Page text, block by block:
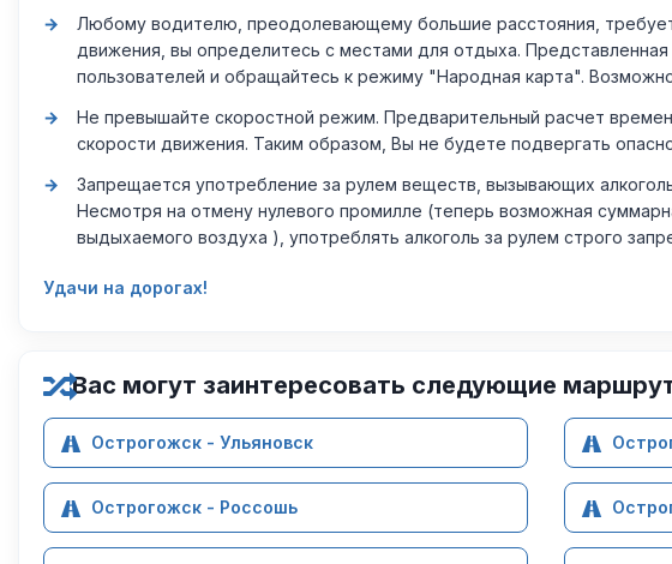
Любому водителю, преодолевающему большие расстояния,
движения, вы определитесь с местами для отдыха.
пользователей и обращайтесь к режиму "Народная карта".
Не превышайте скоростной режим. Предварительный расчет
скорости движения. Таким образом, Вы не будете подвергать
Запрещается употребление за рулем веществ, вызывающих
Несмотря на отмену нулевого промилле (теперь возможная
выдыхаемого воздуха ), употреблять алкоголь за рулем строго
Удачи на дорогах!
Вас могут заинтересовать следующие
Острогожск - Ульяновск
Острогожск - Россошь